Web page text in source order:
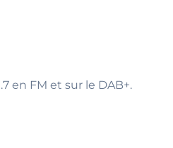
en FM et sur le DAB+.